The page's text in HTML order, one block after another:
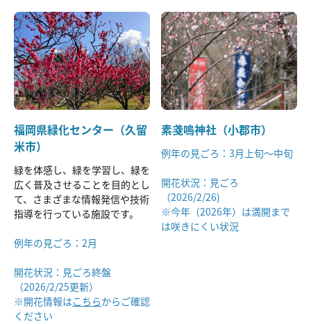
福岡県緑化センター（久留
米市）
緑を体感し、緑を学習し、緑を
広く普及させることを目的とし
て、さまざまな情報発信や技術
指導を行っている施設です。
例年の見ごろ：2月
開花状況：見ごろ終盤
（2026/2/25更新）
※開花情報はこちらからご確認
ください
素戔嗚神社（小郡市）
例年の見ごろ：3月上旬～中旬
開花状況：見ごろ
（2026/2/26)
※今年（2026年）は満開まで
は咲きにくい状況